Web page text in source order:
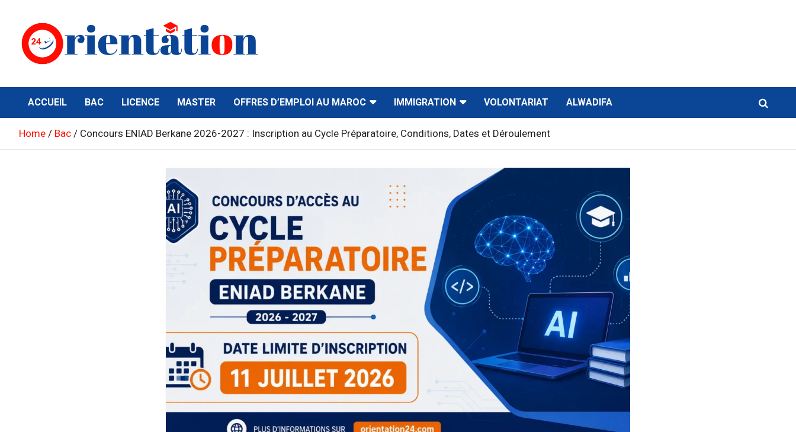
content
Orientation24
ACCUEIL BAC LICENCE MASTER OFFRES D’EMPLOI AU MAROC IMMIGRATION VOLONTARIAT ALWADIFA
Home Bac Concours ENIAD Berkane 2026-2027 : Inscription au Cycle Préparatoire, Conditions, Dates et Déroulement